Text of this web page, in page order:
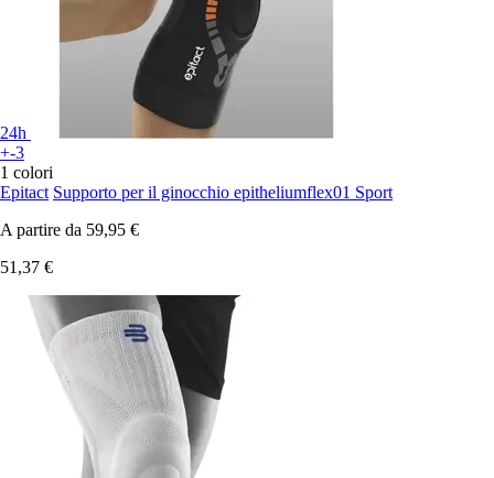
24h
+-3
1 colori
Epitact Supporto per il ginocchio epitheliumflex01 Sport
A partire da 59,95 €
51,37 €